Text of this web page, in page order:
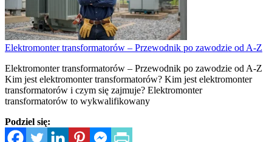
Elektromonter transformatorów – Przewodnik po zawodzie od A-Z
Elektromonter transformatorów – Przewodnik po zawodzie od A-Z
Kim jest elektromonter transformatorów? Kim jest elektromonter
transformatorów i czym się zajmuje? Elektromonter
transformatorów to wykwalifikowany
Podziel się: